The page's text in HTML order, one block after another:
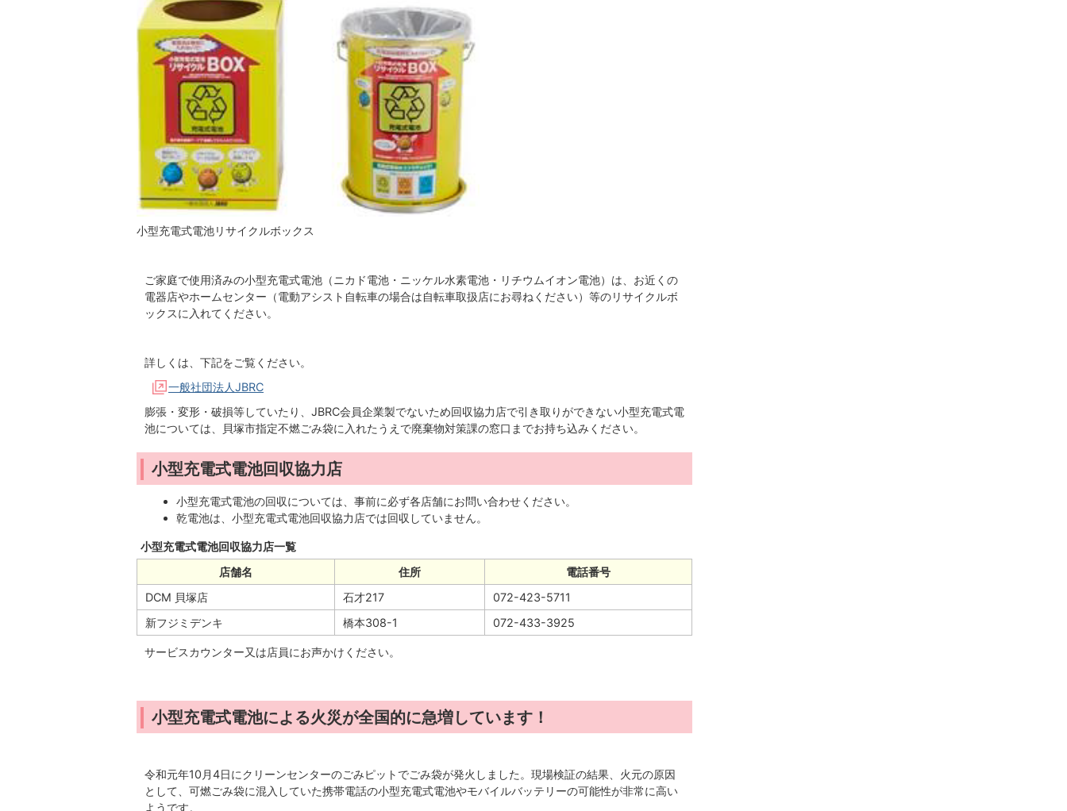
小型充電式電池リサイクルボックス
ご家庭で使用済みの小型充電式電池（ニカド電池・ニッケル水素電池・リチウムイオン電池）は、お近くの
電器店やホームセンター（電動アシスト自転車の場合は自転車取扱店にお尋ねください）等のリサイクルボ
ックスに入れてください。
詳しくは、下記をご覧ください。
一般社団法人JBRC
膨張・変形・破損等していたり、JBRC会員企業製でないため回収協力店で引き取りができない小型充電式電
池については、貝塚市指定不燃ごみ袋に入れたうえで廃棄物対策課の窓口までお持ち込みください。
小型充電式電池回収協力店
小型充電式電池の回収については、事前に必ず各店舗にお問い合わせください。
乾電池は、小型充電式電池回収協力店では回収していません。
小型充電式電池回収協力店一覧
店舗名
住所
電話番号
DCM 貝塚店
石才217
072-423-5711
新フジミデンキ
橋本308-1 072-433-3925
サービスカウンター又は店員にお声かけください。
小型充電式電池による火災が全国的に急増しています！
令和元年10月4日にクリーンセンターのごみピットでごみ袋が発火しました。現場検証の結果、火元の原因
として、可燃ごみ袋に混入していた携帯電話の小型充電式電池やモバイルバッテリーの可能性が非常に高い
ようです。